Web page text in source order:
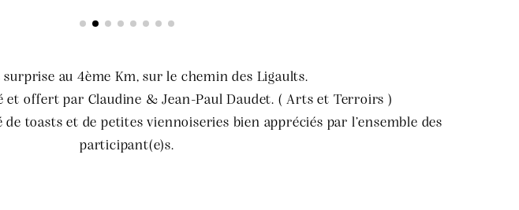
surprise au 4ème Km, sur le chemin des Ligaults.
et offert par Claudine & Jean-Paul Daudet. ( Arts et Terroirs )
toasts et de petites viennoiseries bien appréciés par l’ensemble des
participant(e)s.